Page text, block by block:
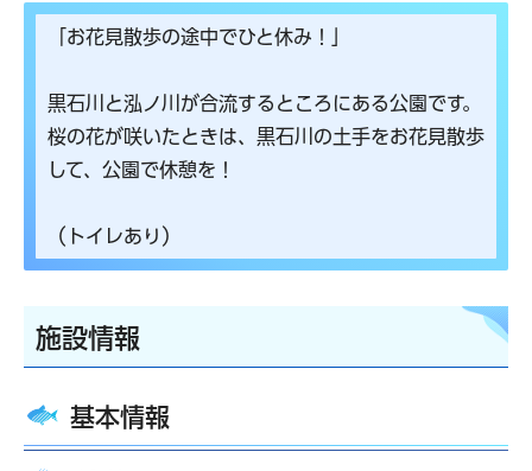
「お花見散歩の途中でひと休み！」
黒石川と泓ノ川が合流するところにある公園です。
桜の花が咲いたときは、黒石川の土手をお花見散歩
して、公園で休憩を！
（トイレあり）
施設情報
基本情報